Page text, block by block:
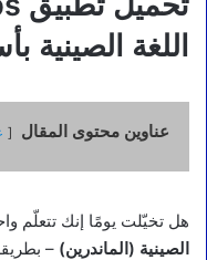
اللغة الصينية
عناوين محتوى المقال
هل تخيّلت يومًا إنك تتعلّم
الصينية (الماندرين) –